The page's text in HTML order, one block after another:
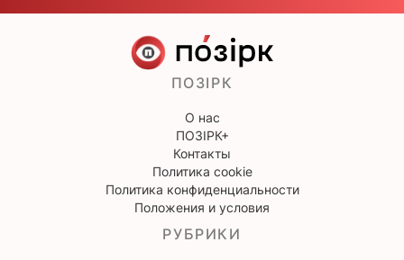
ПОЗІРК
О нас
ПОЗІРК+
Контакты
Политика cookie
Политика конфиденциальности
Положения и условия
РУБРИКИ